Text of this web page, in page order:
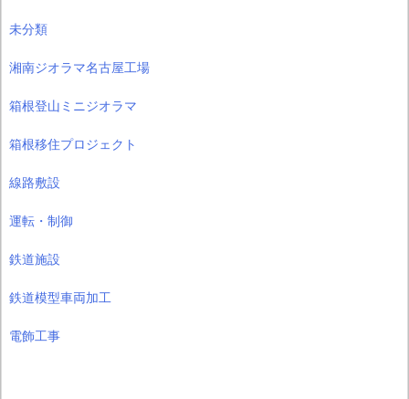
未分類
湘南ジオラマ名古屋工場
箱根登山ミニジオラマ
箱根移住プロジェクト
線路敷設
運転・制御
鉄道施設
鉄道模型車両加工
電飾工事